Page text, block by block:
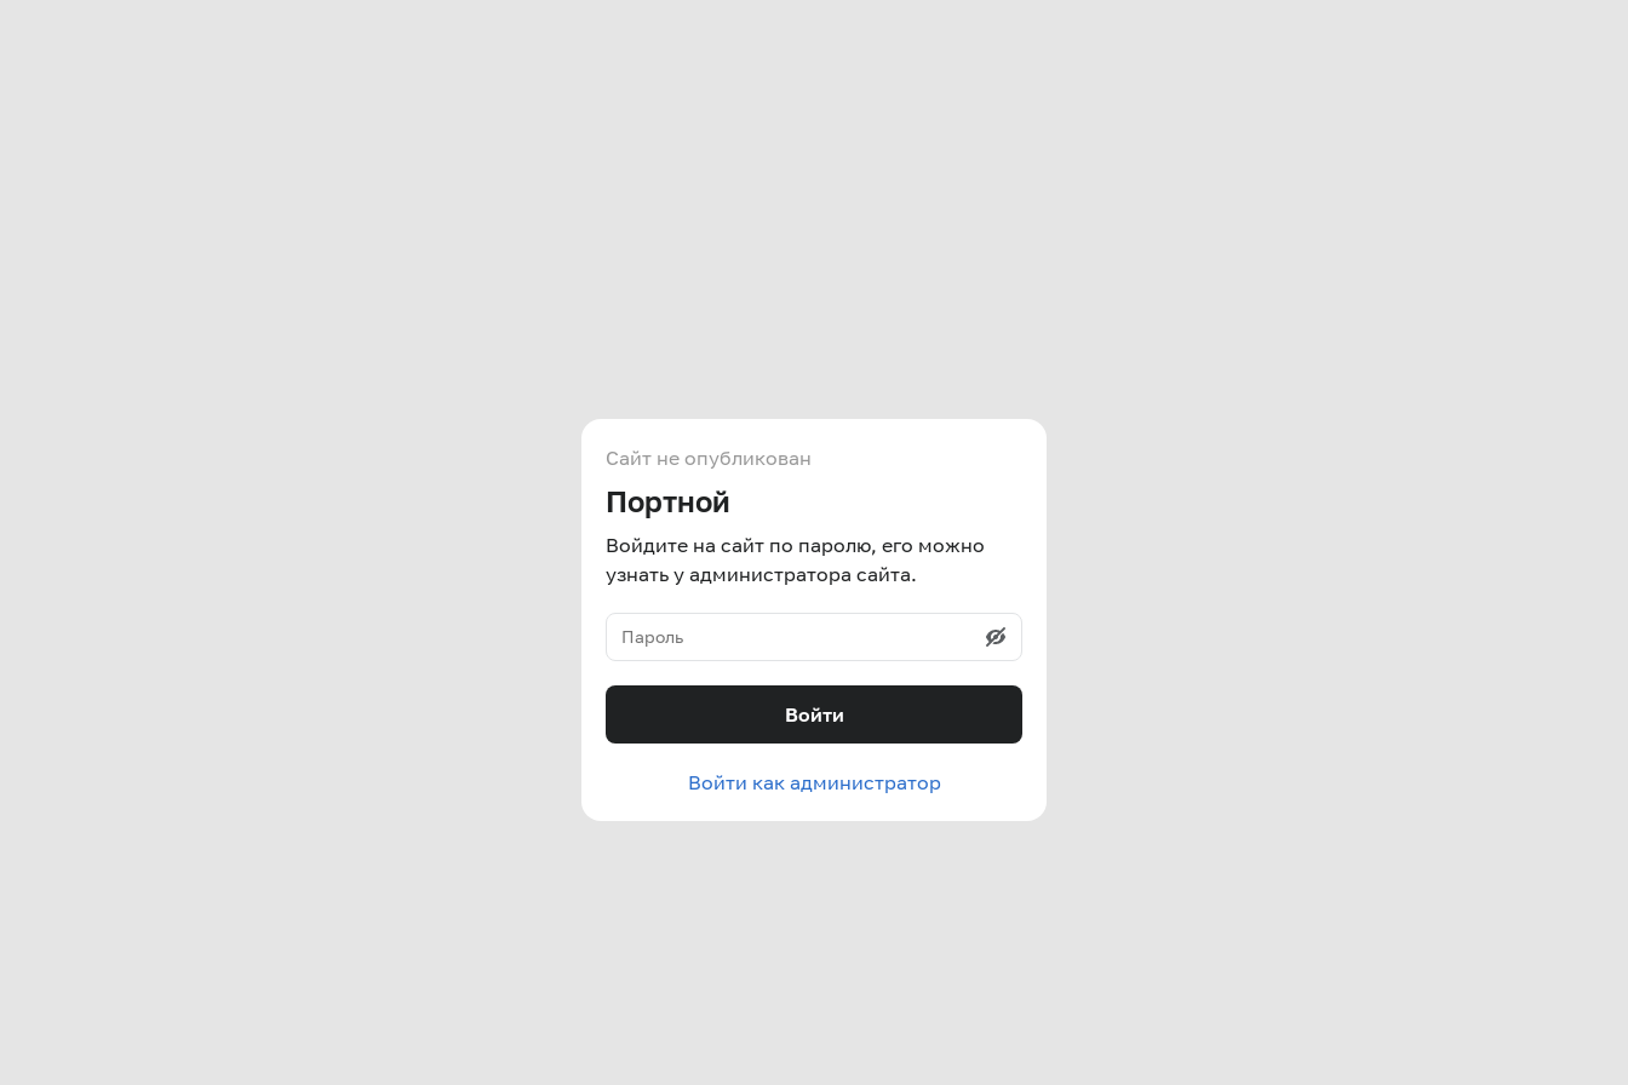
Сайт не опубликован
Портной
Войдите на сайт по паролю, его можно
узнать у администратора сайта.
Войти
Войти как администратор